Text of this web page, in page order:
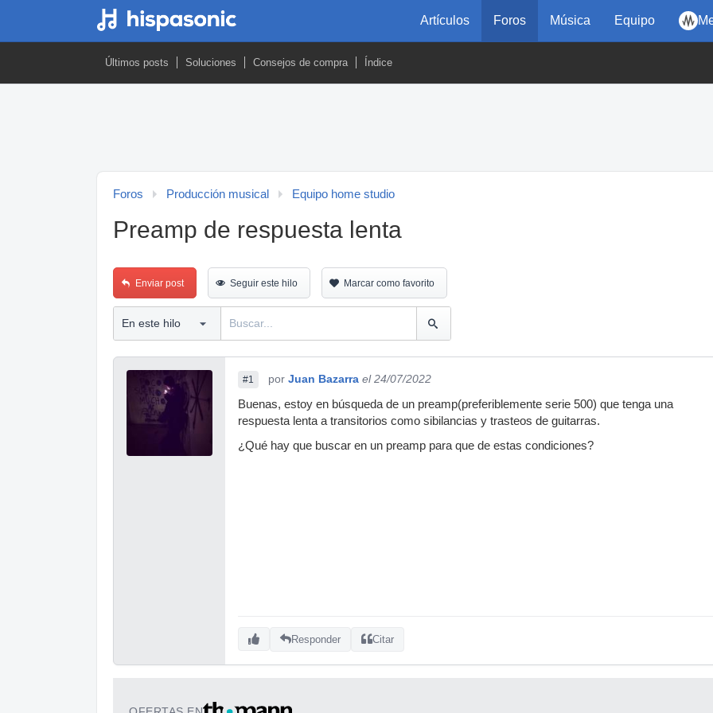
Artículos Foros Música Equipo
Últimos posts Soluciones Consejos de compra Índice
Foros Producción musical Equipo home studio
Preamp de respuesta lenta
Enviar post Seguir este hilo Marcar como favorito
#1 por Juan Bazarra el 24/07/2022
Buenas, estoy en búsqueda de un preamp(preferiblemente serie 500) que tenga una
respuesta lenta a transitorios como sibilancias y trasteos de guitarras.
¿Qué hay que buscar en un preamp para que de estas condiciones?
Responder Citar